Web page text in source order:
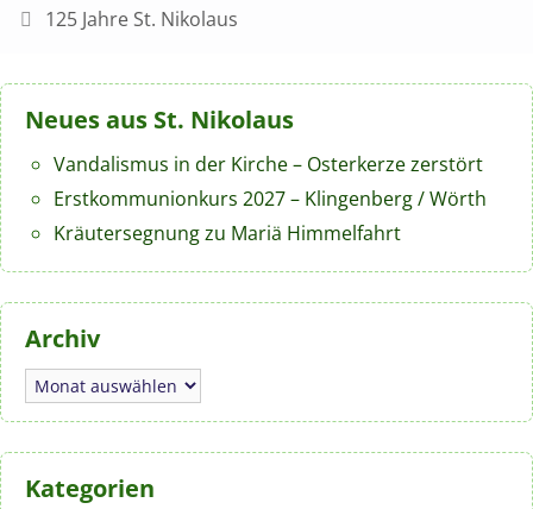
125 Jahre St. Nikolaus
Neues aus St. Nikolaus
Vandalismus in der Kirche – Osterkerze zerstört
Erstkommunionkurs 2027 – Klingenberg / Wörth
Kräutersegnung zu Mariä Himmelfahrt
Archiv
Archiv
Kategorien